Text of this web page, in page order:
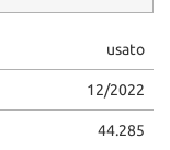
usato
12/2022
44.285